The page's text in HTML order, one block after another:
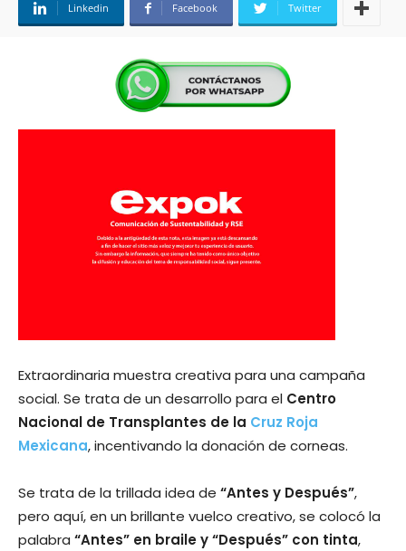
Linkedin Facebook Twitter
Extraordinaria muestra creativa para una campaña
social. Se trata de un desarrollo para el Centro
Nacional de Transplantes de la Cruz Roja
Mexicana, incentivando la donación de corneas.
Se trata de la trillada idea de “Antes y Después”,
pero aquí­, en un brillante vuelco creativo, se colocó la
palabra “Antes” en braile y “Después” con tinta,